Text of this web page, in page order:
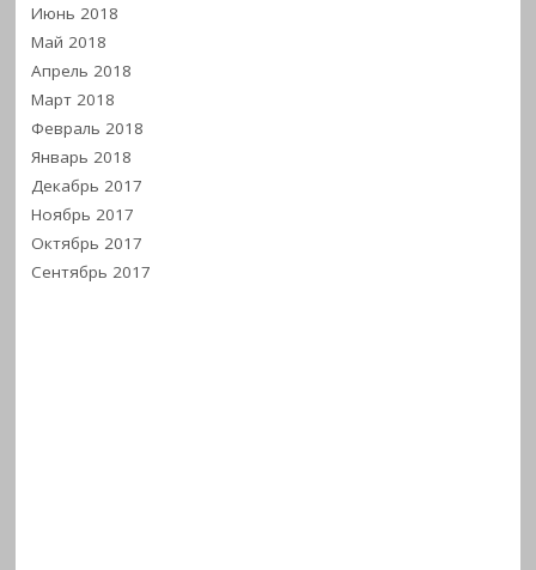
Июнь 2018
Май 2018
Апрель 2018
Март 2018
Февраль 2018
Январь 2018
Декабрь 2017
Ноябрь 2017
Октябрь 2017
Сентябрь 2017